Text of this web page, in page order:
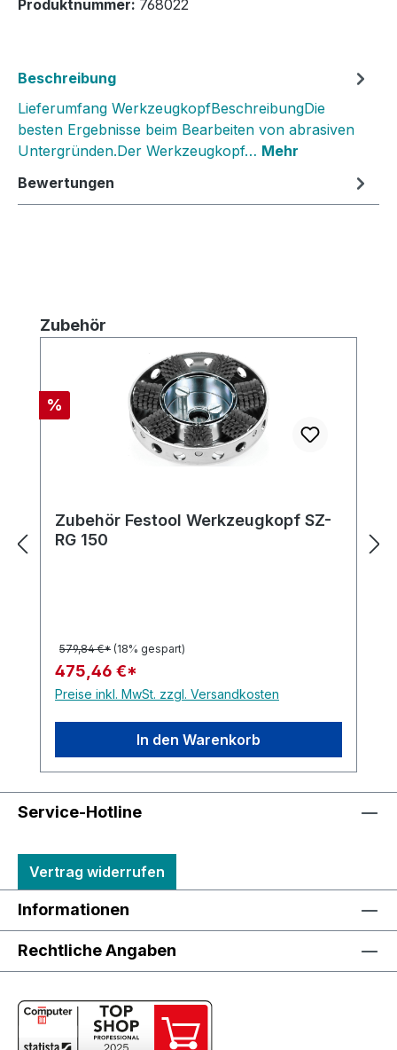
Produktnummer: 768022
Beschreibung
Lieferumfang WerkzeugkopfBeschreibungDie
besten Ergebnisse beim Bearbeiten von abrasiven
Untergründen.Der Werkzeugkopf… Mehr
Bewertungen
Produktgalerie überspringen
Zubehör
Rabatt
%
Zubehör Festool Werkzeugkopf SZ-
RG 150
579,84 €* (18% gespart)
475,46 €*
Preise inkl. MwSt. zzgl. Versandkosten
In den Warenkorb
Service-Hotline
Vertrag widerrufen
Informationen
Rechtliche Angaben